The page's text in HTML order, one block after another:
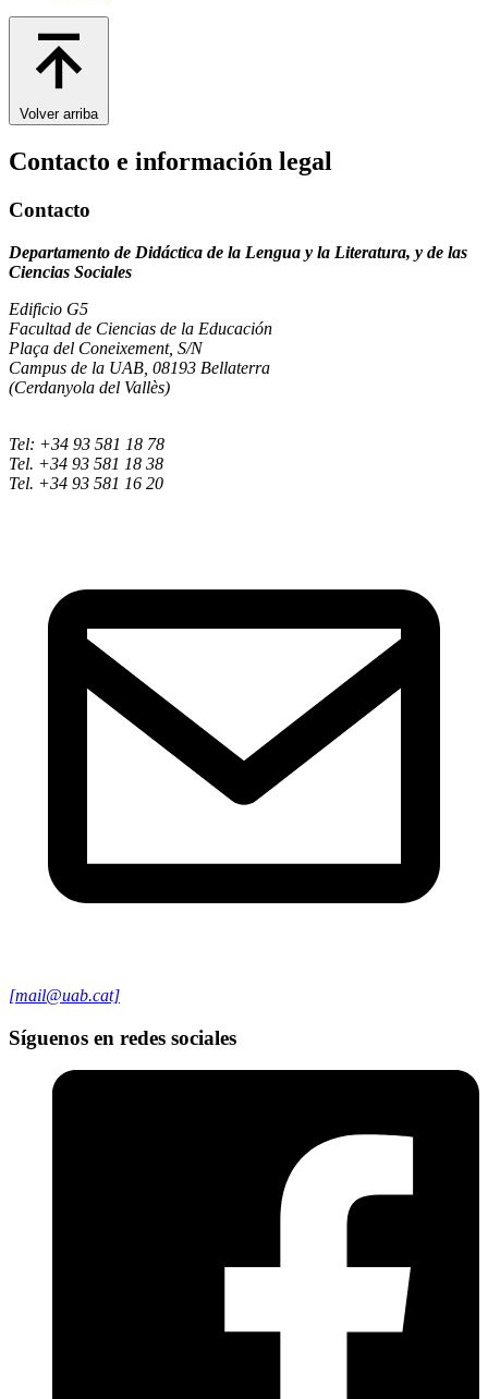
Volver arriba
Contacto e información legal
Contacto
Departamento de Didáctica de la Lengua y la Literatura, y de las
Ciencias Sociales
Edificio G5
Facultad de Ciencias de la Educación
Plaça del Coneixement, S/N
Campus de la UAB, 08193 Bellaterra
(Cerdanyola del Vallès)
Tel: +34 93 581 18 78
Tel. +34 93 581 18 38
Tel. +34 93 581 16 20
[mail@uab.cat]
Síguenos en redes sociales